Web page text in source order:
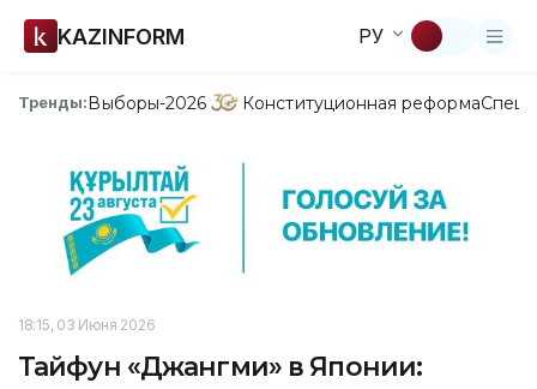
KAZINFORM РУ
Тренды:Выборы-2026 Конституционная реформа
18:15, 03 Июня 2026
Тайфун «Джангми» в Японии: